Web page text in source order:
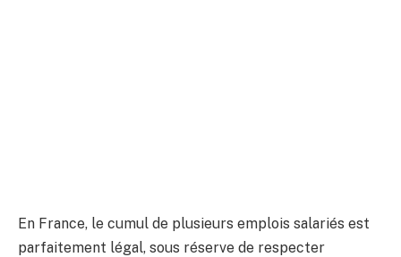
En France, le cumul de plusieurs emplois salariés est
parfaitement légal, sous réserve de respecter